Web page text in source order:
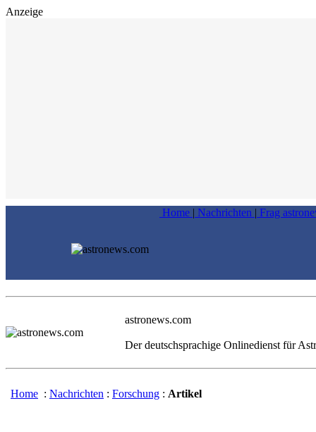
Anzeige
Home | Nachrichten | Frag
astronews.com
Der deutschsprachige Onlinedienst für
Home : Nachrichten : Forschung : Artikel